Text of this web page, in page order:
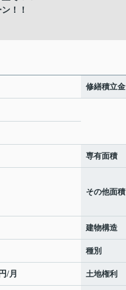
！！
修繕積立金
専有面積
その他面積
建物構造
種別
/月 土地権利